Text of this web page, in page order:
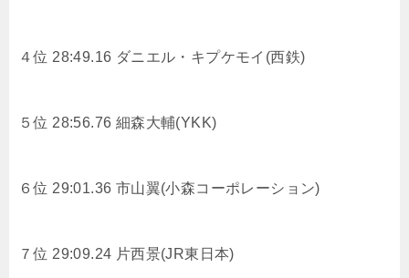
４位 28:49.16 ダニエル・キプケモイ(西鉄)
５位 28:56.76 細森大輔(YKK)
６位 29:01.36 市山翼(小森コーポレーション)
７位 29:09.24 片西景(JR東日本)